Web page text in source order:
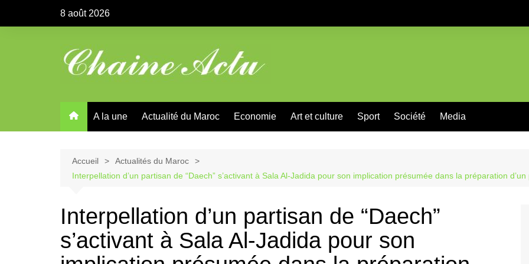
8 août 2026
A la une Actualité du Maroc Economie Art et culture Sport Société Media
Accueil
Actualités du Maroc
Interpellation d’un partisan de “Daech” s’activant à Sala Al-Jadida pour son implication présumée dans la préparation
Interpellation d’un partisan de “Daech”
s’activant à Sala Al-Jadida pour son